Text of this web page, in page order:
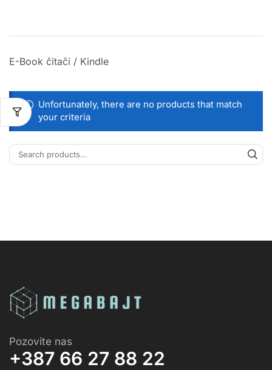
E-Book čitači / Kindle
Unfortunately, there are no products that match
your criteria
Pozovite nas
+387 66 27 88 22